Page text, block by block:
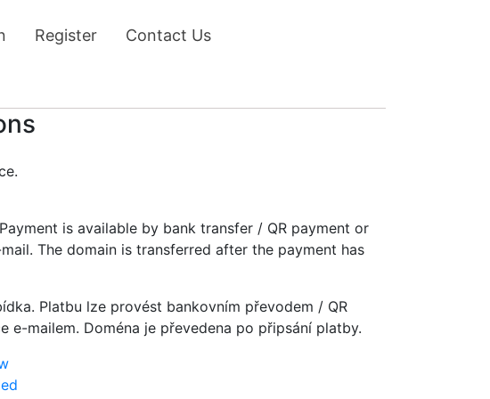
Register Contact Us
is available by bank transfer / QR payment or
The domain is transferred after the payment has
Platbu lze provést bankovním převodem / QR
mailem. Doména je převedena po připsání platby.